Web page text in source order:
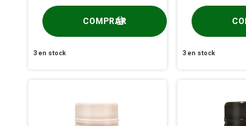
3en stock 3en stock